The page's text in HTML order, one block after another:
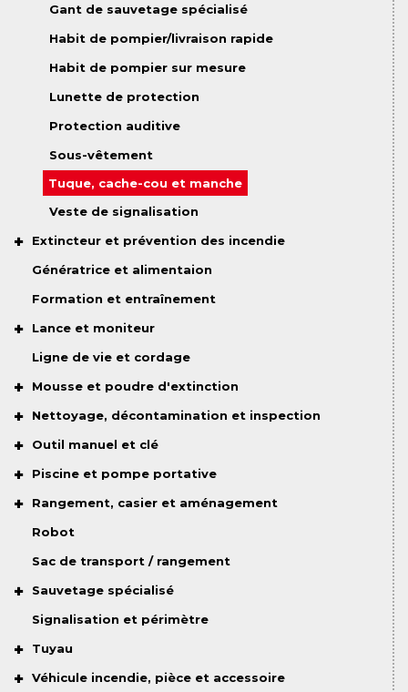
Gant de sauvetage spécialisé
Habit de pompier/livraison rapide
Habit de pompier sur mesure
Lunette de protection
Protection auditive
Sous-vêtement
Tuque, cache-cou et manche
Veste de signalisation
Extincteur et prévention des incendie
Génératrice et alimentaion
Formation et entraînement
Lance et moniteur
Ligne de vie et cordage
Mousse et poudre d'extinction
Nettoyage, décontamination et inspection
Outil manuel et clé
Piscine et pompe portative
Rangement, casier et aménagement
Robot
Sac de transport / rangement
Sauvetage spécialisé
Signalisation et périmètre
Tuyau
Véhicule incendie, pièce et accessoire